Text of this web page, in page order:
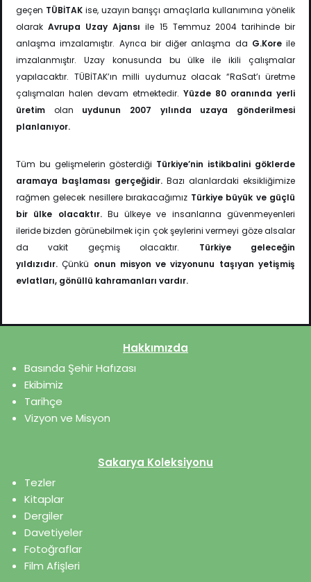
geçen TÜBİTAK ise, uzayın barışçı amaçlarla kullanımına yönelik
olarakAvrupa Uzay Ajansıile 15 Temmuz 2004 tarihinde bir
anlaşma imzalamıştır. Ayrıca bir diğer anlaşma da G.Kore ile
imzalanmıştır. Uzay konusunda bu ülke ile ikili çalışmalar
yapılacaktır. TÜBİTAK’ın milli uydumuz olacak “RaSat’ı üretme
çalışmaları halen devam etmektedir. Yüzde 80 oranında yerli
üretim olan uydunun 2007 yılında uzaya gönderilmesi
planlanıyor.
Tüm bu gelişmelerin gösterdiği Türkiye’nin istikbalini göklerde
aramaya başlaması gerçeğidir. Bazı alanlardaki eksikliğimize
rağmen gelecek nesillere bırakacağımız Türkiye büyük ve güçlü
bir ülke olacaktır. Bu ülkeye ve insanlarına güvenmeyenleri
ileride bizden görünebilmek için çok şeylerini vermeyi göze alsalar
da vakit geçmiş olacaktır. Türkiye geleceğin
yıldızıdır.Çünkü onun misyon ve vizyonunu taşıyan yetişmiş
evlatları, gönüllü kahramanları vardır.
Hakkımızda
Basında Şehir Hafızası
Ekibimiz
Tarihçe
Vizyon ve Misyon
Sakarya Koleksiyonu
Tezler
Kitaplar
Dergiler
Davetiyeler
Fotoğraflar
Film Afişleri